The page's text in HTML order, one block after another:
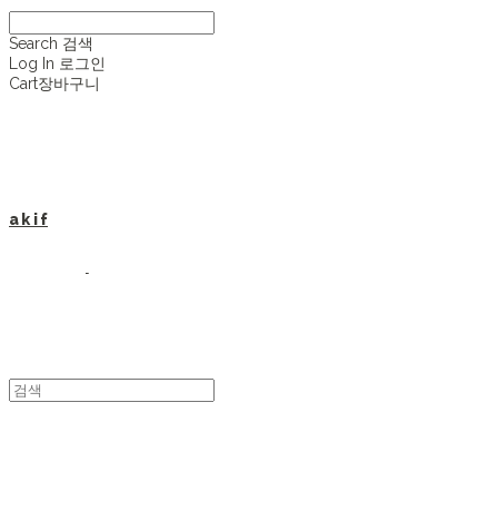
Search 검색
Log In 로그인
Cart장바구니
a k i f